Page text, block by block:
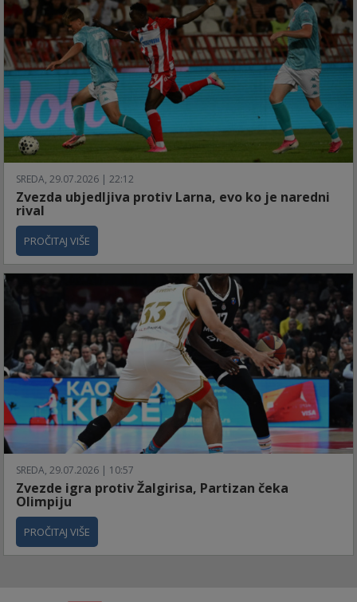
SREDA, 29.07.2026 | 22:12
Zvezda ubjedljiva protiv Larna, evo ko je naredni
rival
PROČITAJ VIŠE
SREDA, 29.07.2026 | 10:57
Zvezde igra protiv Žalgirisa, Partizan čeka
Olimpiju
PROČITAJ VIŠE